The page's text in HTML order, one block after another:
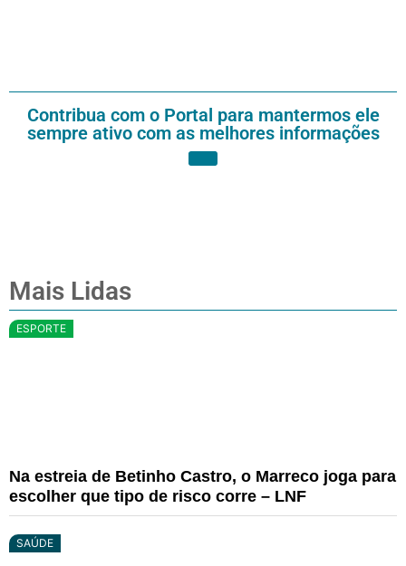
Contribua com o Portal para mantermos ele
sempre ativo com as melhores informações
Mais Lidas
ESPORTE
Na estreia de Betinho Castro, o Marreco joga para
escolher que tipo de risco corre – LNF
SAÚDE